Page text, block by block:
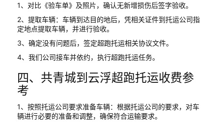
1、对比《验车单》及照片，确认无新增损伤后签字验收。
2、提取车辆：车辆到达目的地后，凭相关证件到托运公司指
定地点提取车辆，并进行验收。
3、确定没有问题后，签定超跑托运相关协议文件。
4、我们公司接车并依约，执行超跑托运任务。
四、共青城到云浮超跑托运收费参
考
1、按照托运公司要求准备车辆：根据托运公司的要求，对车
辆进行必要的准备和调整，确保符合运输要求。